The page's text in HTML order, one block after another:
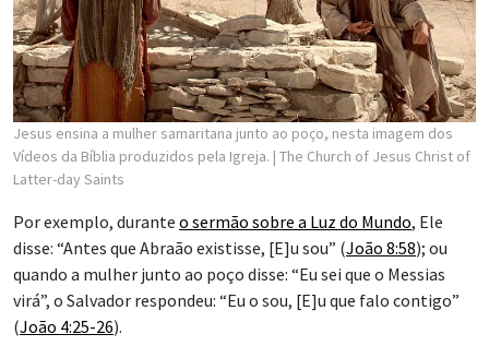
Jesus ensina a mulher samaritana junto ao poço, nesta imagem dos
Vídeos da Bíblia produzidos pela Igreja. | The Church of Jesus Christ of
Latter-day Saints
Por exemplo, durante o sermão sobre a Luz do Mundo, Ele
disse: “Antes que Abraão existisse, [E]u sou” (João 8:58); ou
quando a mulher junto ao poço disse: “Eu sei que o Messias
virá”, o Salvador respondeu: “Eu o sou, [E]u que falo contigo”
(João 4:25-26).